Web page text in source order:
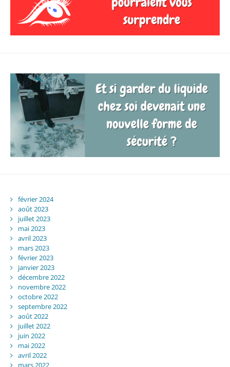
février 2024
août 2023
juillet 2023
mai 2023
avril 2023
mars 2023
février 2023
janvier 2023
décembre 2022
novembre 2022
octobre 2022
septembre 2022
août 2022
juillet 2022
juin 2022
mai 2022
avril 2022
mars 2022